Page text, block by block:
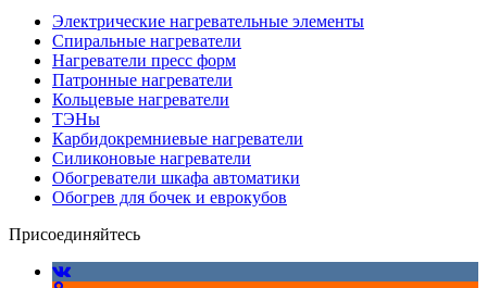
Электрические нагревательные элементы
Спиральные нагреватели
Нагреватели пресс форм
Патронные нагреватели
Кольцевые нагреватели
ТЭНы
Карбидокремниевые нагреватели
Силиконовые нагреватели
Обогреватели шкафа автоматики
Обогрев для бочек и еврокубов
Присоединяйтесь